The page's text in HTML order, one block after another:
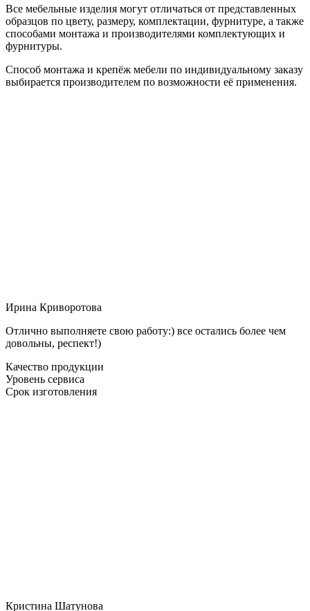
Все мебельные изделия могут отличаться от представленных
образцов по цвету, размеру, комплектации, фурнитуре, а также
способами монтажа и производителями комплектующих и
фурнитуры.
Способ монтажа и крепёж мебели по индивидуальному заказу
выбирается производителем по возможности её применения.
Ирина Криворотова
Отлично выполняете свою работу:) все остались более чем
довольны, респект!)
Качество продукции
Уровень сервиса
Срок изготовления
Кристина Шатунова